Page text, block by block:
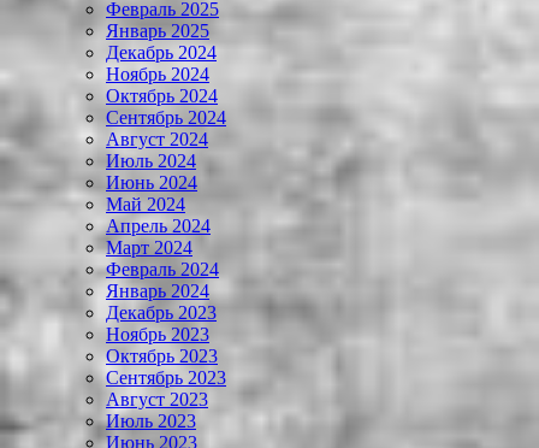
Февраль 2025
Январь 2025
Декабрь 2024
Ноябрь 2024
Октябрь 2024
Сентябрь 2024
Август 2024
Июль 2024
Июнь 2024
Май 2024
Апрель 2024
Март 2024
Февраль 2024
Январь 2024
Декабрь 2023
Ноябрь 2023
Октябрь 2023
Сентябрь 2023
Август 2023
Июль 2023
Июнь 2023